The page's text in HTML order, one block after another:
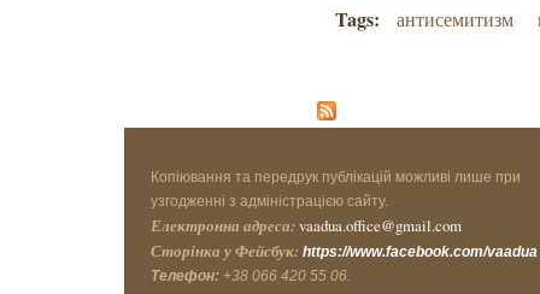
Tags: антисемитизм
Копіювання та передрук публікацій можливі лише при
узгодженні з адміністрацією сайту.
Електронна адреса: vaadua.office@gmail.com
Сторінка у Фейсбук: https://www.facebook.com/vaadua
Телефон: +38 066 420 55 06.